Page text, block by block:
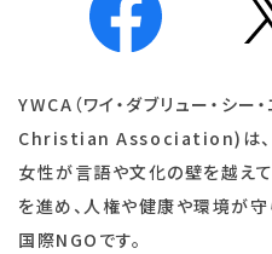
YWCA（ワイ・ダブリュー・シ
Christian Association)は、キ
女性が言語や文化の壁を越え
を進め、人権や健康や環境が
国際NGOです。